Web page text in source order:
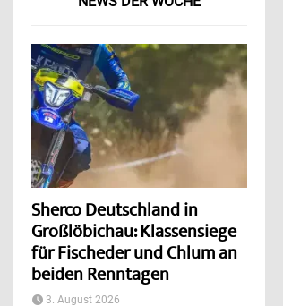
Sherco Deutschland in
Großlöbichau: Klassensiege
für Fischeder und Chlum an
beiden Renntagen
3. August 2026